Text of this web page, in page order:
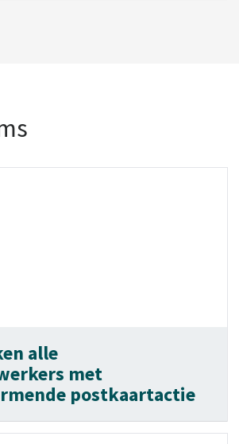
alle
met
postkaartactie